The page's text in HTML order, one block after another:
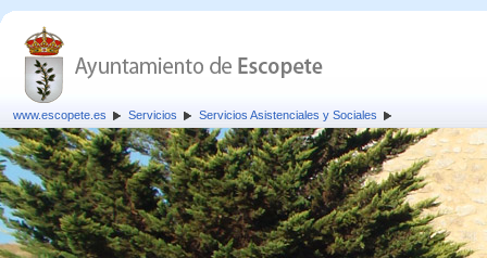
www.escopete.es Servicios Servicios Asistenciales y Sociales